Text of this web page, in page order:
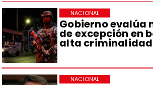
Gobierno evalúa
de excepción en
alta criminalidad
NACIONAL
NACIONAL